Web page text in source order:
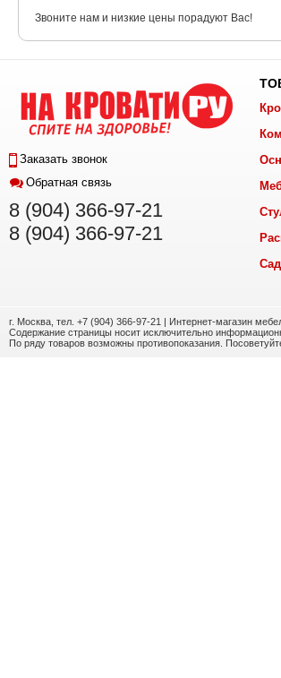
Звоните нам и низкие цены порадуют Вас!
Заказать звонок
Обратная связь
8 (904) 366-97-21
8 (904) 366-97-21
г. Москва, тел. +7 (904) 366-97-21 | Интернет-магазин
Содержание страницы носит исключительно
По ряду товаров возможны противопоказания.